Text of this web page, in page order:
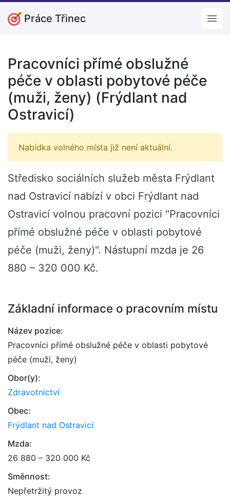
Práce Třinec
Pracovníci přímé obslužné
péče v oblasti pobytové péče
(muži, ženy) (Frýdlant nad
Ostravicí)
Nabídka volného místa již není aktuální.
Středisko sociálních služeb města Frýdlant
nad Ostravicí nabízí v obci Frýdlant nad
Ostravicí volnou pracovní pozici "Pracovníci
přímé obslužné péče v oblasti pobytové
péče (muži, ženy)". Nástupní mzda je 26
880 – 320 000 Kč.
Základní informace o pracovním místu
Název pozice:
Pracovníci přímé obslužné péče v oblasti pobytové
péče (muži, ženy)
Obor(y):
Zdravotnictví
Obec:
Frýdlant nad Ostravicí
Mzda:
26 880 – 320 000 Kč
Směnnost:
Nepřetržitý provoz